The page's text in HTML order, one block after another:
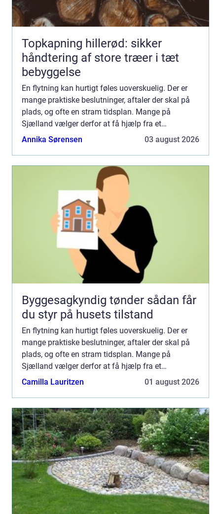
Topkapning hillerød: sikker
håndtering af store træer i tæt
bebyggelse
En flytning kan hurtigt føles uoverskuelig. Der er
mange praktiske beslutninger, aftaler der skal på
plads, og ofte en stram tidsplan. Mange på
Sjælland vælger derfor at få hjælp fra et
professionelt flyttefirma, så både planlægning,
Annika Sørensen 03 august 2026
Byggesagkyndig tønder sådan får
du styr på husets tilstand
En flytning kan hurtigt føles uoverskuelig. Der er
mange praktiske beslutninger, aftaler der skal på
plads, og ofte en stram tidsplan. Mange på
Sjælland vælger derfor at få hjælp fra et
professionelt flyttefirma, så både planlægning,
Camilla Lauritzen 01 august 2026